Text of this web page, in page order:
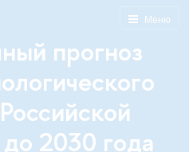
Меню
прогноз
2030 года